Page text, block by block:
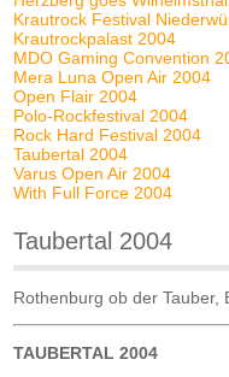
Krautrock Festival
Krautrockpalast 2004
MDO Gaming Convention
Mera Luna Open Air 2004
Open Flair 2004
Polo-Rockfestival 2004
Rock Hard Festival 2004
Taubertal 2004
Varus Open Air 2004
With Full Force 2004
Taubertal 2004
Rothenburg ob der Tauber,
TAUBERTAL 2004